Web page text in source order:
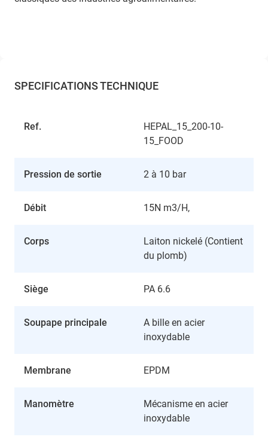
SPECIFICATIONS TECHNIQUE
Ref.
HEPAL_15_200-10-
15_FOOD
Pression de sortie 2 à 10 bar
Débit 15N m3/H,
Corps
Laiton nickelé (Contient
du plomb)
Siège PA 6.6
Soupape principale
A bille en acier
inoxydable
Membrane EPDM
Manomètre
Mécanisme en acier
inoxydable